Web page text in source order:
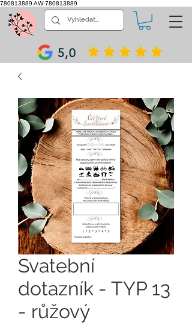
780813889 AW-780813889
5,0
Svatební
dotazník - TYP 13
- růžový